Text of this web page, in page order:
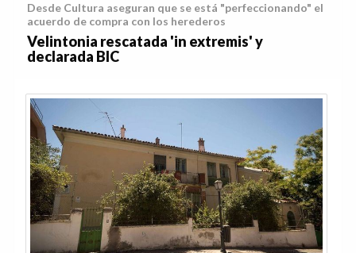
Desde Cultura aseguran que se está "perfeccionando" el
acuerdo de compra con los herederos
Velintonia rescatada 'in extremis' y
declarada BIC